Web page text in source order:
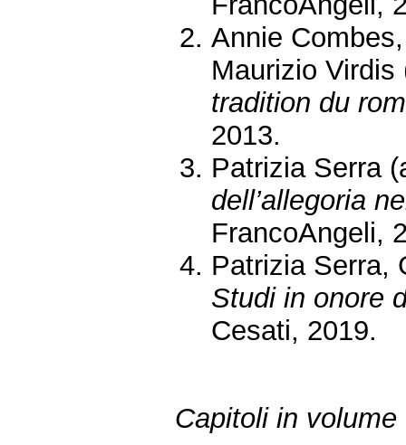
Annie
Maurizio
tradition du
2013.
Patrizia Serra
dell’allegoria
FrancoAngeli,
Patrizia Serra,
Studi in onore
Cesati, 2019.
Capitoli in